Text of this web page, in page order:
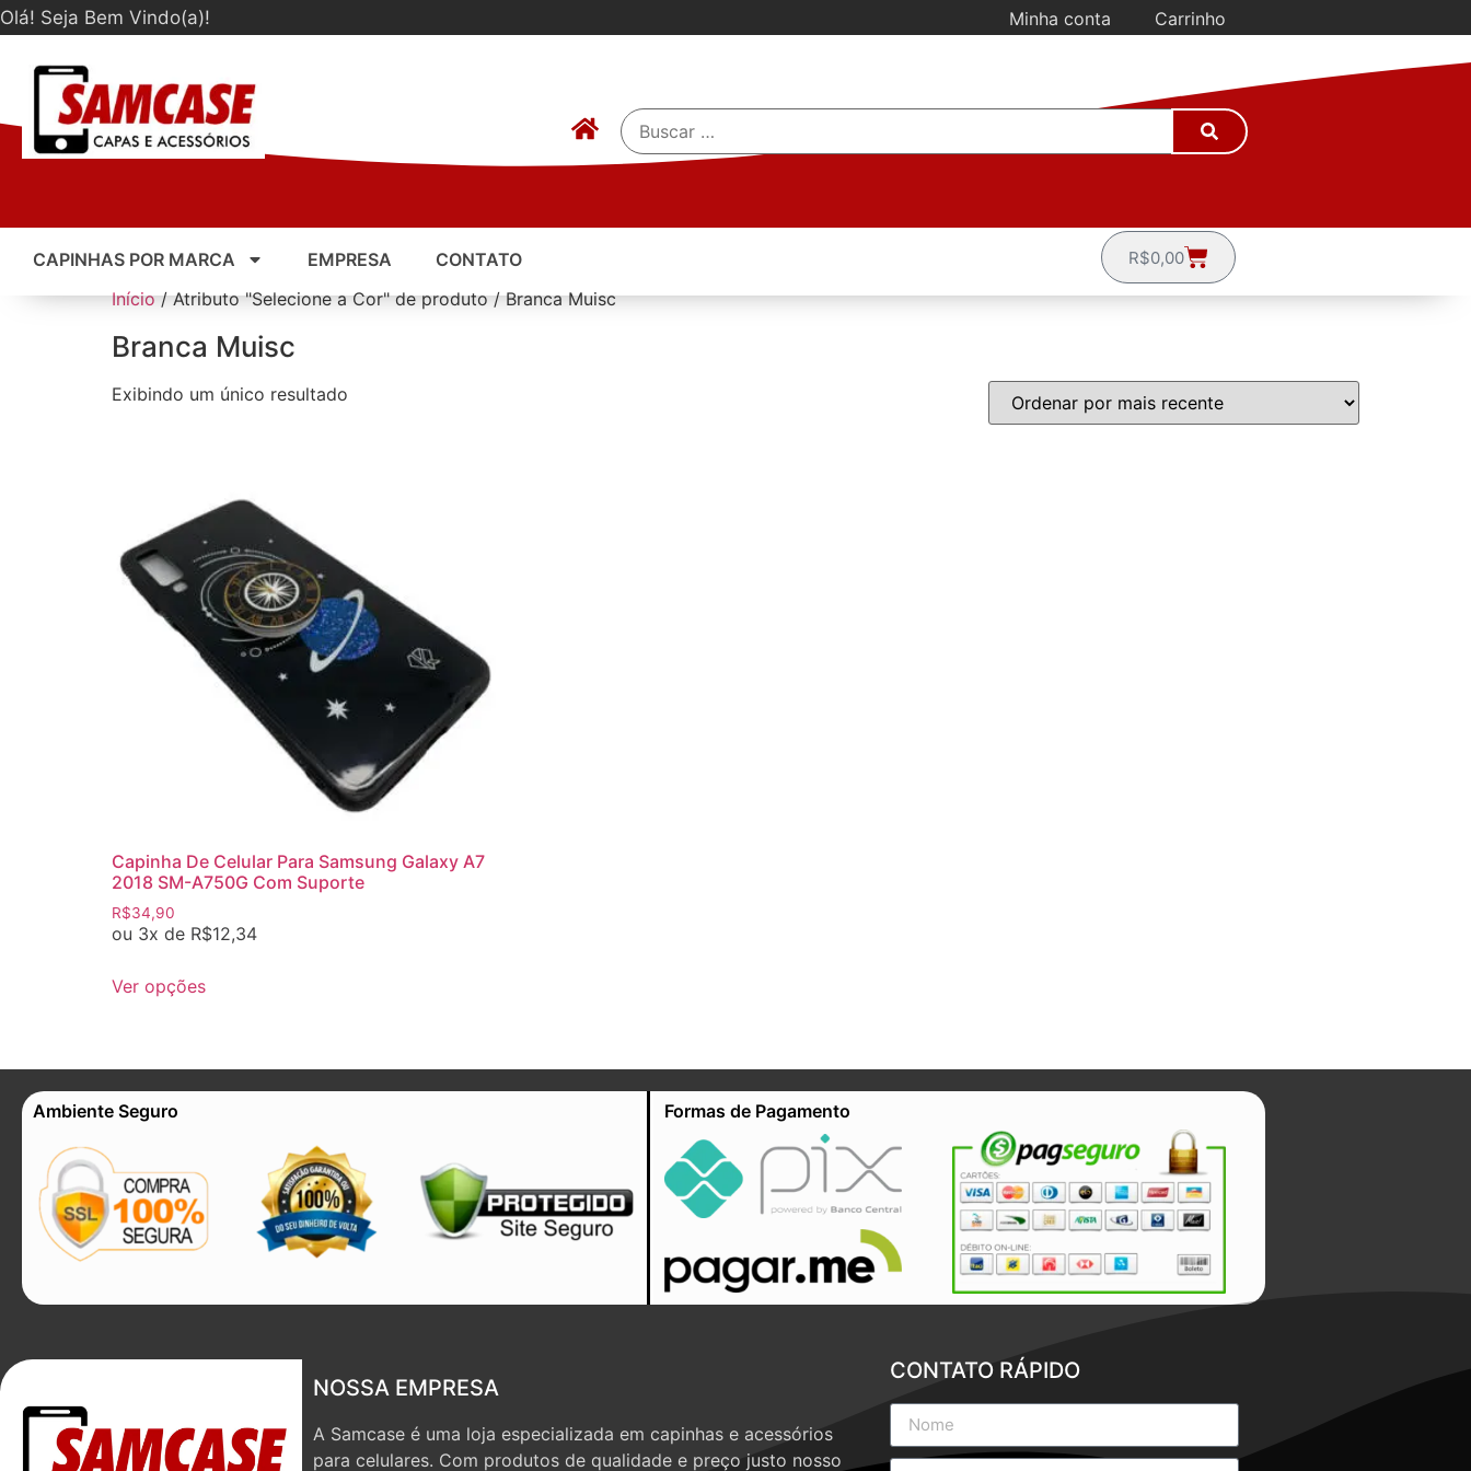
Olá! Seja Bem Vindo(a)! Minha conta Carrinho
CAPINHAS POR MARCA EMPRESA CONTATO R$0,00
Início/ Atributo "Selecione a Cor" de produto / Branca Muisc
Branca Muisc
Exibindo um único resultado
Capinha De Celular Para Samsung Galaxy A7
2018 SM-A750G Com Suporte
R$34,90
ou 3x de R$12,34
Ver opções
Ambiente Seguro Formas de Pagamento
NOSSA EMPRESA
A Samcase é uma loja especializada em capinhas e acessórios
para celulares. Com produtos de qualidade e preço justo nosso
CONTATO RÁPIDO